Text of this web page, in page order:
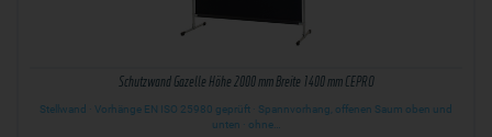
Schutzwand Gazelle Höhe 2000 mm Breite 1400 mm CEPRO
Stellwand · Vorhänge EN ISO 25980 geprüft · Spannvorhang, offenen Saum oben und
unten · ohne…